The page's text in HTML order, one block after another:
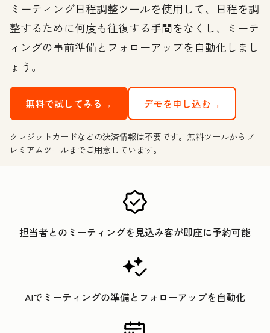
ミーティング日程調整ツールを使用して、日程を調
整するために何度も往復する手間をなくし、ミーテ
ィングの事前準備とフォローアップを自動化しまし
ょう。
無料で試してみる→ デモを申し込む→
クレジットカードなどの決済情報は不要です。無料ツールからプ
レミアムツールまでご用意しています。
担当者とのミーティングを見込み客が即座に予約可能
AIでミーティングの準備とフォローアップを自動化